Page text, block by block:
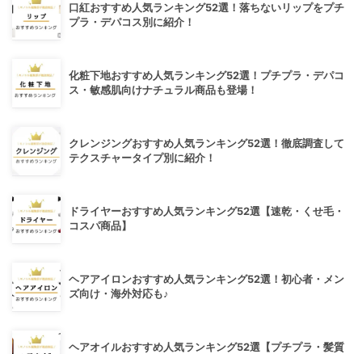
口紅おすすめ人気ランキング52選！落ちないリップをプチ
プラ・デパコス別に紹介！
化粧下地おすすめ人気ランキング52選！プチプラ・デパコ
ス・敏感肌向けナチュラル商品も登場！
クレンジングおすすめ人気ランキング52選！徹底調査して
テクスチャータイプ別に紹介！
ドライヤーおすすめ人気ランキング52選【速乾・くせ毛・
コスパ商品】
ヘアアイロンおすすめ人気ランキング52選！初心者・メン
ズ向け・海外対応も♪
ヘアオイルおすすめ人気ランキング52選【プチプラ・髪質